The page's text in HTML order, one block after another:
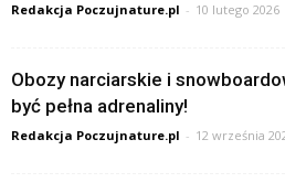
Redakcja Poczujnature.pl - 10 lutego 2026
Obozy narciarskie i
być pełna adrenaliny!
Redakcja Poczujnature.pl - 12 września